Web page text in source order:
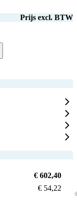
Prijs excl. BTW
€ 602,40
€ 54,22